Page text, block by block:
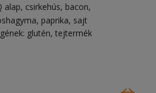
alap csirkehús bacon
paprika sajt
glutén, tejtermék